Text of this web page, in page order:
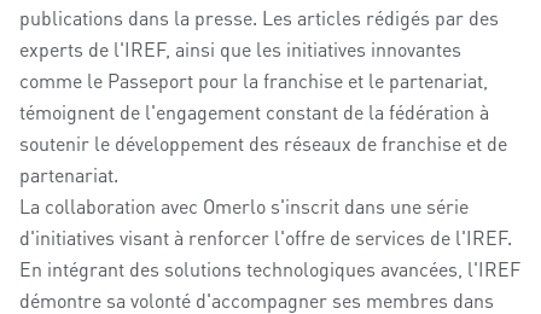
publications dans la presse. Les articles rédigés par des
experts de l'IREF, ainsi que les initiatives innovantes
comme le Passeport pour la franchise et le partenariat,
témoignent de l'engagement constant de la fédération à
soutenir le développement des réseaux de franchise et de
partenariat.
La collaboration avec Omerlo s'inscrit dans une série
d'initiatives visant à renforcer l'offre de services de l'IREF.
En intégrant des solutions technologiques avancées, l'IREF
démontre sa volonté d'accompagner ses membres dans